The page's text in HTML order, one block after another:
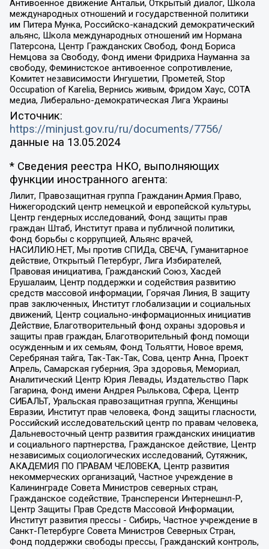
Антивоенное движение Антальи, Открытый диалог, Школа
международных отношений и государственной политики
им Питера Мунка, Российско-канадский демократический
альянс, Школа международных отношений им Нормана
Патерсона, Центр Гражданских Свобод, Фонд Бориса
Немцова за Свободу, Фонд имени Фридриха Науманна за
свободу, Феминистское антивоенное сопротивление,
Комитет независимости Ингушетии, Прометей, Stop
Occupation of Karelia, Вернись живым, Фридом Хаус, СОТА
медиа, Либерально-демократическая Лига Украины
Источник:
https://minjust.gov.ru/ru/documents/7756/
данные на 13.05.2024
* Сведения реестра НКО, выполняющих
функции иностранного агента:
Лилит, Правозащитная группа Гражданин.Армия.Право,
Нижегородский центр немецкой и европейской культуры,
Центр гендерных исследований, Фонд защиты прав
граждан Штаб, Институт права и публичной политики,
Фонд борьбы с коррупцией, Альянс врачей,
НАСИЛИЮ.НЕТ, Мы против СПИДа, СВЕЧА, Гуманитарное
действие, Открытый Петербург, Лига Избирателей,
Правовая инициатива, Гражданский Союз, Хасдей
Ерушалаим, Центр поддержки и содействия развитию
средств массовой информации, Горячая Линия, В защиту
прав заключенных, Институт глобализации и социальных
движений, Центр социально-информационных инициатив
Действие, Благотворительный фонд охраны здоровья и
защиты прав граждан, Благотворительный фонд помощи
осужденным и их семьям, Фонд Тольятти, Новое время,
Серебряная тайга, Так-Так-Так, Сова, центр Анна, Проект
Апрель, Самарская губерния, Эра здоровья, Мемориал,
Аналитический Центр Юрия Левады, Издательство Парк
Гагарина, Фонд имени Андрея Рылькова, Сфера, Центр
СИБАЛЬТ, Уральская правозащитная группа, Женщины
Евразии, Институт прав человека, Фонд защиты гласности,
Российский исследовательский центр по правам человека,
Дальневосточный центр развития гражданских инициатив
и социального партнерства, Гражданское действие, Центр
независимых социологических исследований, Сутяжник,
АКАДЕМИЯ ПО ПРАВАМ ЧЕЛОВЕКА, Центр развития
некоммерческих организаций, Частное учреждение в
Калининграде Совета Министров северных стран,
Гражданское содействие, Трансперенси Интернешнл-Р,
Центр Защиты Прав Средств Массовой Информации,
Институт развития прессы - Сибирь, Частное учреждение в
Санкт-Петербурге Совета Министров Северных Стран,
Фонд поддержки свободы прессы, Гражданский контроль,